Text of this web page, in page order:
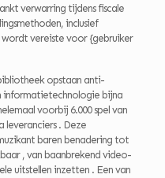
verwarring tijdens fiscale
inclusief
vereiste voor {gebruiker
opstaan anti-
informatietechnologie bijna
voorbij 6.000 spel van
leveranciers . Deze
baren benadering tot
, van baanbrekend video-
uitstellen inzetten . Een van